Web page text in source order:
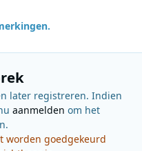
later registreren. Indien
aanmelden om het
worden goedgekeurd